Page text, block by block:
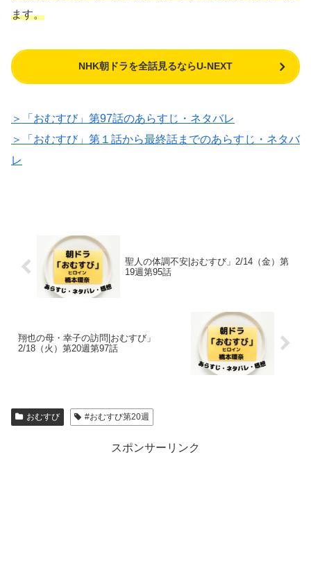
ます。
NHK朝ドラを全話見るならU-NEXT
＞「おむすび」第97話のあらすじ・ネタバレ
＞「おむすび」第１話から最終話までのあらすじ・ネタバ
レ
聖人の体調不安|おむすび」2/14（金）第
19週第95話
翔也の母・幸子の訪問|おむすび」
2/18（火）第20週第97話
おむすび #おむすび第20週
スポンサーリンク